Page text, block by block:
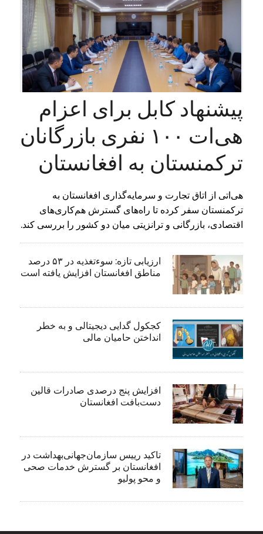
پیشنهاد کابل برای اعزام
هی‌ات ۱۰۰ نفری بازرگانان
ترکمنستان به افغانستان
هی‌اتی از اتاق تجارت و سرمایه‌گذاری افغانستان به
ترکمنستان سفر کرده تا راه‌های گسترش هم‌کاری‌های
اقتصادی، بازرگانی و ترانزیتی میان دو کشور را بررسی کند.
ارزیابی تازه: سوءتغذیه در ۵۳ درصد
مناطق افغانستان افزایش یافته است
کجکول گدایی دیجیتالی و به خطر
انداختن حامیان مالی
افزایش پنج درصدی صادرات قالین
دست‌بافت افغانستان
تاکید رییس سازمان‌جهانی‌بهداشت در
افغانستان بر گسترش خدمات صحی
و محو پولیو